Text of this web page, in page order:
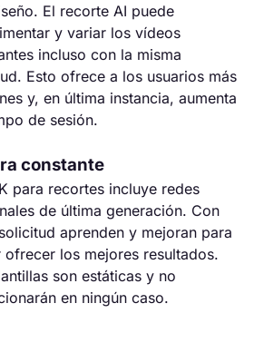
El recorte AI puede
y variar los vídeos
incluso con la misma
Esto ofrece a los usuarios más
y, en última instancia, aumenta
de sesión.
constante
para recortes incluye redes
de última generación. Con
aprenden y mejoran para
ofrecer los mejores resultados.
son estáticas y no
en ningún caso.